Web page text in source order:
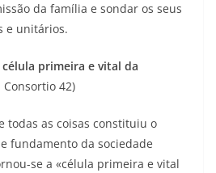
da família e sondar os seus
e unitários.
primeira e vital da
Consortio 42)
todas as coisas constituiu o
fundamento da sociedade
se a «célula primeira e vital